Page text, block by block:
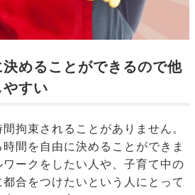
めることができるので他
すい
拘束されることがありません。
間を自由に決めることができま
ークをしたい人や、子育て中の
合をつけたいという人にとって